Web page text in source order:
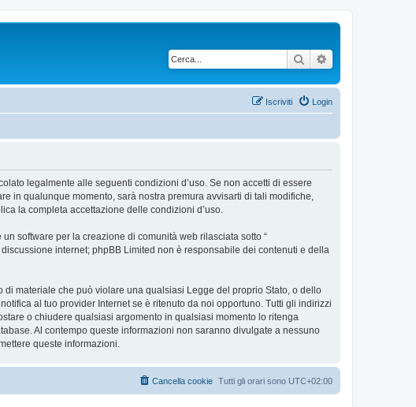
Cerca
Login
Iscriviti
legalmente alle seguenti condizioni d’uso. Se non accetti di essere
in qualunque momento, sarà nostra premura avvisarti di tali modifiche,
la completa accettazione delle condizioni d’uso.
un software per la creazione di comunità web rilasciata sotto “
discussione internet; phpBB Limited non è responsabile dei contenuti e della
materiale che può violare una qualsiasi Legge del proprio Stato, o dello
al tuo provider Internet se è ritenuto da noi opportuno. Tutti gli indirizzi
o chiudere qualsiasi argomento in qualsiasi momento lo ritenga
Al contempo queste informazioni non saranno divulgate a nessuno
queste informazioni.
Tutti gli orari sono UTC+02:00
Cancella cookie